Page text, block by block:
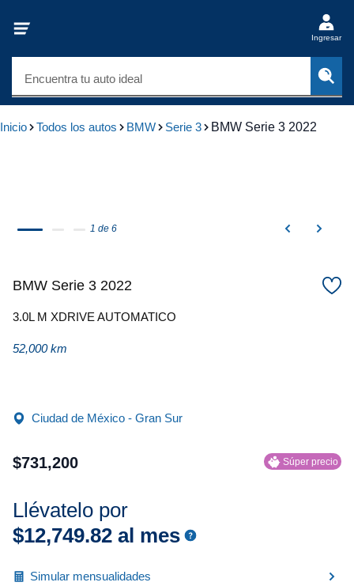
Ingresar
Encuentra tu auto ideal
Inicio Todos los autos BMW Serie 3 BMW Serie 3 2022
1 de 6
BMW Serie 3 2022
3.0L M XDRIVE AUTOMATICO
52,000 km
Ciudad de México - Gran Sur
$731,200 Súper precio
Llévatelo por
$12,749.82 al mes
Simular mensualidades